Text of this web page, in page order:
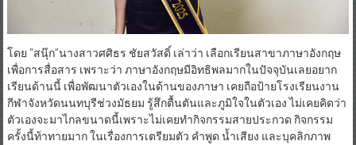
โดย “สนุ๊ก”นางสาวศศิธร ชัยสวัสดิ์ เล่าว่า เลือกเรียนสาขาภาษาอังกฤษ
เพื่อการสื่อสาร เพราะว่า ภาษาอังกฤษมีอิทธิพลมากในปัจจุบันเลยอยาก
เรียนด้านนี้ เพื่อพัฒนาตัวเองในด้านของภาษา เคยถือป้ายโรงเรียนงาน
กีฬาจังหวัดนนทบุรีช่วงมัธยม รู้สึกตื้นตันและภูมิใจในตัวเอง ไม่เคยคิดว่า
ตัวเองจะมาไกลขนาดนี้เพราะไม่เคยทำกิจกรรมสายประกวด กิจกรรม
ครั้งนี้ท้าทายมาก ในเรื่องการเตรียมตัว คำพูด น้ำเสียง และบุคลิกภาพ